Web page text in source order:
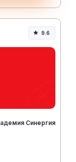
9.6
Синергия